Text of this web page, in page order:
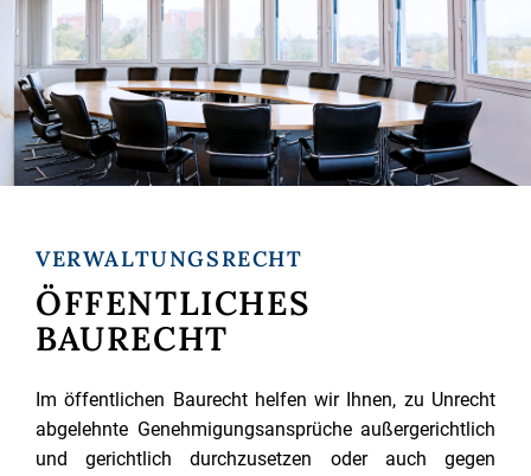
VERWALTUNGSRECHT
ÖFFENTLICHES
BAURECHT
Im öffentlichen Baurecht helfen wir Ihnen, zu Unrecht
abgelehnte Genehmigungsansprüche außergerichtlich
und gerichtlich durchzusetzen oder auch gegen